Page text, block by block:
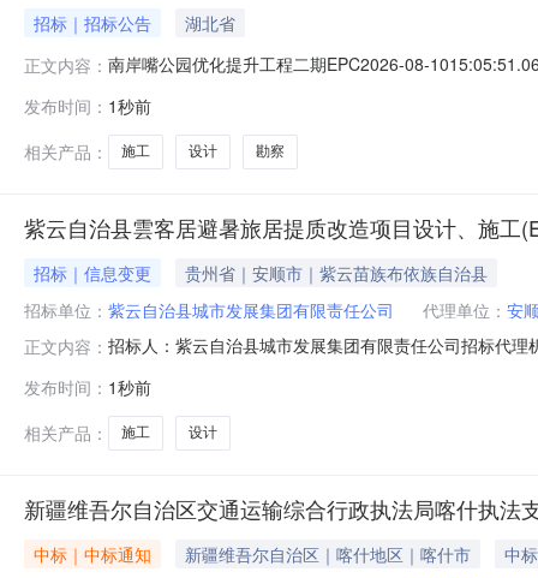
招标｜招标公告
湖北省
正文内容： 南岸嘴公园优化提升工程二期EPC2026-08-
发布时间： 1秒前
相关产品：
施工 设计 勘察
紫云自治县雲客居避暑旅居提质改造项目设计、施工
招标｜信息变更
贵州省｜安顺市｜紫云苗族布依族自治县
招标单位： 紫云自治县城市发展集团有限责任公司 代理单位： 安
正文内容： 招标人：紫云自治县城市发展集团有限责任公司招标代
至2026年8月24日10时30分。名称：紫云自治县城市发
地址：安顺
发布时间： 1秒前
相关产品：
施工 设计
新疆维吾尔自治区交通运输综合行政执法局喀什执
中标｜中标通知 新疆维吾尔自治区｜喀什地区｜喀什市
中